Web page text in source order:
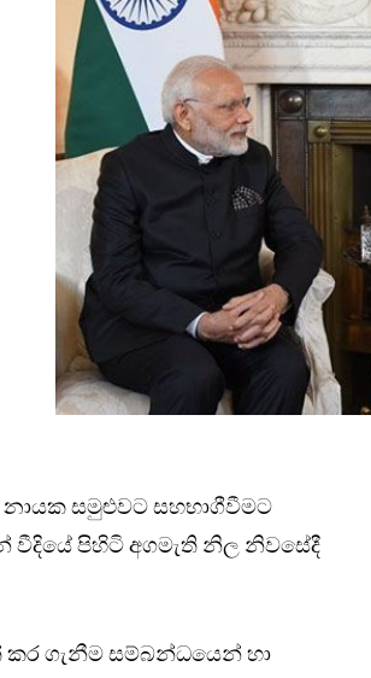
සමුළුවට සහභාගීවීමට
වීදියේ පිහිටි අගමැති නිල නිවසේදී
කර ගැනීම සම්බන්ධයෙන් හා